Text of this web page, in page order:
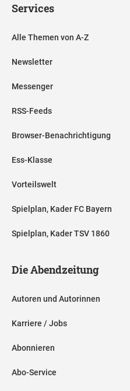
Services
Alle Themen von A-Z
Newsletter
Messenger
RSS-Feeds
Browser-Benachrichtigung
Ess-Klasse
Vorteilswelt
Spielplan, Kader FC Bayern
Spielplan, Kader TSV 1860
Die Abendzeitung
Autoren und Autorinnen
Karriere / Jobs
Abonnieren
Abo-Service